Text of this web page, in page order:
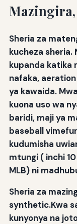
Mazingira,
Sheria za
kucheza sheria.
kupanda katika
nafaka,
ya kawaida.
kuona uso wa
baridi, maji ya
baseball
kudumisha
mtungi ( inchi
MLB) ni
Sheria za
synthetic.Kwa
kunyonya na